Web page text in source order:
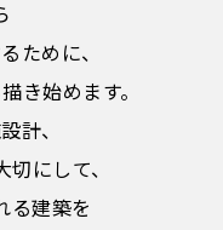
ために、
き始めます。
計、
にして、
る建築を